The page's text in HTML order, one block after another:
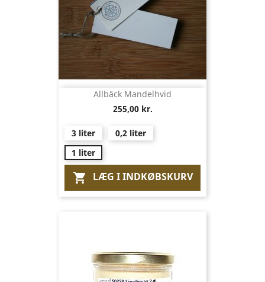
Allbäck Mandelhvid
255,00 kr.
3 liter
0,2 liter
1 liter
 LÆG I INDKØBSKURV